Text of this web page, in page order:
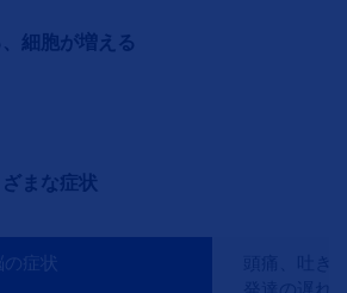
細胞が増える
まな症状
の症状